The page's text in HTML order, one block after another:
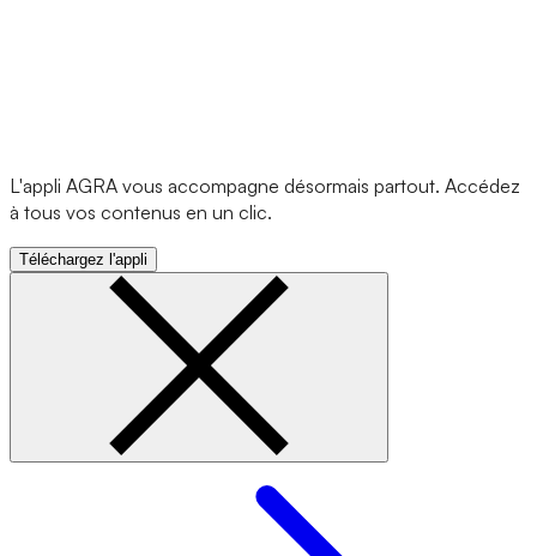
L'appli AGRA vous accompagne désormais partout. Accédez
à tous vos contenus en un clic.
Téléchargez l'appli